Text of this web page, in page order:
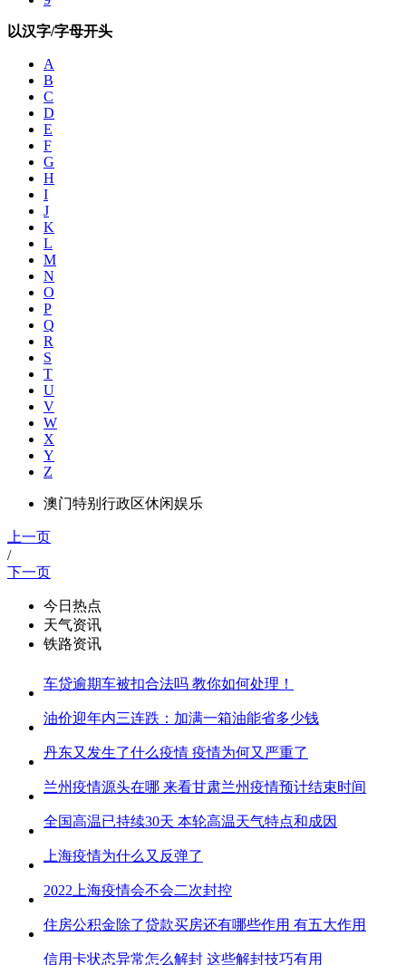
以汉字/字母开头
A
B
C
D
E
F
G
H
I
J
K
L
M
N
O
P
Q
R
S
T
U
V
W
X
Y
Z
澳门特别行政区休闲娱乐
上一页
/
下一页
今日热点
天气资讯
铁路资讯
车贷逾期车被扣合法吗 教你如何处理！
油价迎年内三连跌：加满一箱油能省多少钱
丹东又发生了什么疫情 疫情为何又严重了
兰州疫情源头在哪 来看甘肃兰州疫情预计结束时间
全国高温已持续30天 本轮高温天气特点和成因
上海疫情为什么又反弹了
2022上海疫情会不会二次封控
住房公积金除了贷款买房还有哪些作用 有五大作用
信用卡状态异常怎么解封 这些解封技巧有用